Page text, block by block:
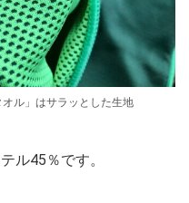
ル」はサラッとした生地
ル45％です。